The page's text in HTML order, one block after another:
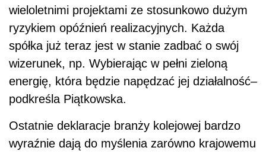
wieloletnimi projektami ze stosunkowo dużym
ryzykiem opóźnień realizacyjnych. Każda
spółka już teraz jest w stanie zadbać o swój
wizerunek, np. Wybierając w pełni zieloną
energię, która będzie napędzać jej działalność–
podkreśla Piątkowska.
Ostatnie deklaracje branży kolejowej bardzo
wyraźnie dają do myślenia zarówno krajowemu